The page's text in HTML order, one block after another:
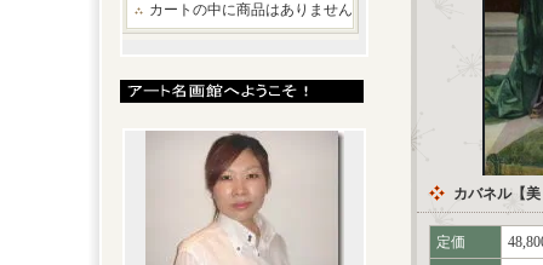
カートの中に商品はありません
カバネル【
定価